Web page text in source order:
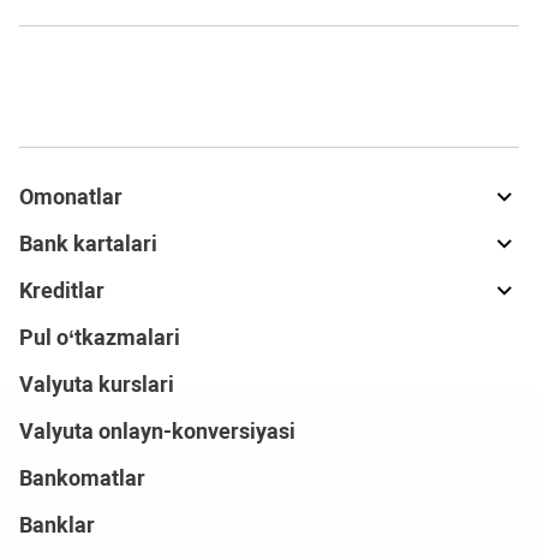
Omonatlar
Bank kartalari
Kreditlar
Pul o‘tkazmalari
Valyuta kurslari
Valyuta onlayn-konversiyasi
Bankomatlar
Banklar